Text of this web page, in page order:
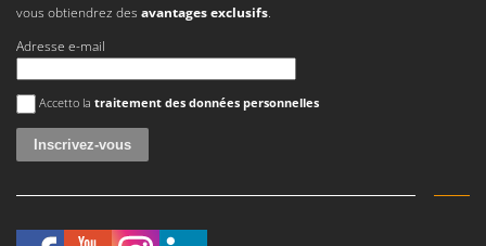
vous obtiendrez des avantages exclusifs.
Adresse e-mail
Une erreur est survenue
Accetto la traitement des données personnelles